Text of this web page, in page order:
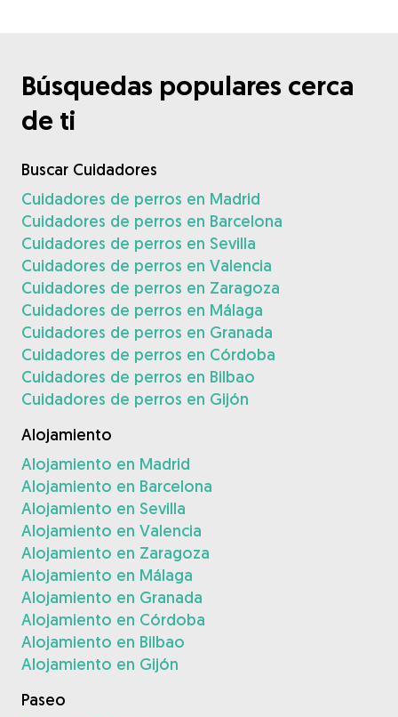
Búsquedas populares cerca
de ti
Buscar Cuidadores
Cuidadores de perros en Madrid
Cuidadores de perros en Barcelona
Cuidadores de perros en Sevilla
Cuidadores de perros en Valencia
Cuidadores de perros en Zaragoza
Cuidadores de perros en Málaga
Cuidadores de perros en Granada
Cuidadores de perros en Córdoba
Cuidadores de perros en Bilbao
Cuidadores de perros en Gijón
Alojamiento
Alojamiento en Madrid
Alojamiento en Barcelona
Alojamiento en Sevilla
Alojamiento en Valencia
Alojamiento en Zaragoza
Alojamiento en Málaga
Alojamiento en Granada
Alojamiento en Córdoba
Alojamiento en Bilbao
Alojamiento en Gijón
Paseo